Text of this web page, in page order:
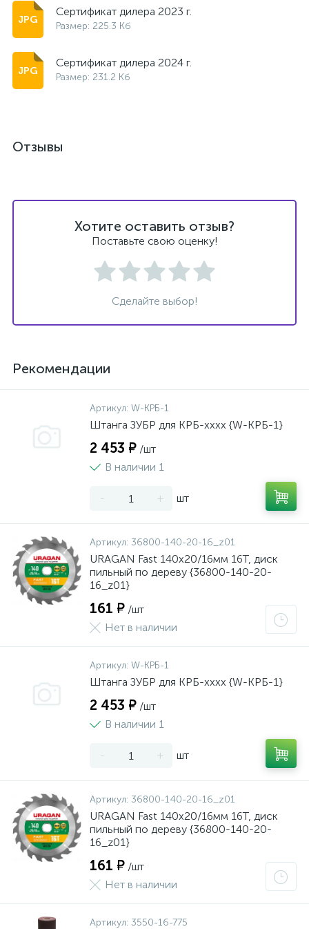
Сертификат дилера 2023 г.
Размер: 225.3 Кб
Сертификат дилера 2024 г.
Размер: 231.2 Кб
Отзывы
Хотите оставить отзыв?
Поставьте свою оценку!
Сделайте выбор!
Рекомендации
Артикул: W-КРБ-1
Штанга ЗУБР для КРБ-хххх {W-КРБ-1}
2 453 ₽ /шт
В наличии 1
- + шт
Артикул: 36800-140-20-16_z01
URAGAN Fast 140x20/16мм 16Т, диск
пильный по дереву {36800-140-20-
16_z01}
161 ₽ /шт
Нет в наличии
Артикул: W-КРБ-1
Штанга ЗУБР для КРБ-хххх {W-КРБ-1}
2 453 ₽ /шт
В наличии 1
- + шт
Артикул: 36800-140-20-16_z01
URAGAN Fast 140x20/16мм 16Т, диск
пильный по дереву {36800-140-20-
16_z01}
161 ₽ /шт
Нет в наличии
Артикул: 3550-16-775